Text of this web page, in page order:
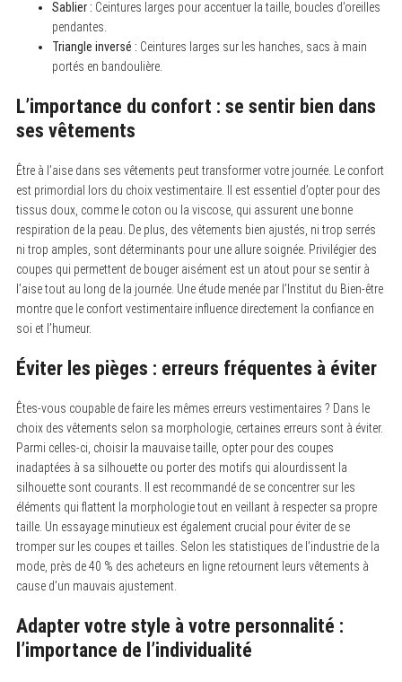
Sablier : Ceintures larges pour accentuer la taille, boucles d’oreilles
pendantes.
Triangle inversé : Ceintures larges sur les hanches, sacs à main
portés en bandoulière.
L’importance du confort : se sentir bien dans
ses vêtements
Être à l’aise dans ses vêtements peut transformer votre journée. Le confort
est primordial lors du choix vestimentaire. Il est essentiel d’opter pour des
tissus doux, comme le coton ou la viscose, qui assurent une bonne
respiration de la peau. De plus, des vêtements bien ajustés, ni trop serrés
ni trop amples, sont déterminants pour une allure soignée. Privilégier des
coupes qui permettent de bouger aisément est un atout pour se sentir à
l’aise tout au long de la journée. Une étude menée par l’Institut du Bien-être
montre que le confort vestimentaire influence directement la confiance en
soi et l’humeur.
Éviter les pièges : erreurs fréquentes à éviter
Êtes-vous coupable de faire les mêmes erreurs vestimentaires ? Dans le
choix des vêtements selon sa morphologie, certaines erreurs sont à éviter.
Parmi celles-ci, choisir la mauvaise taille, opter pour des coupes
inadaptées à sa silhouette ou porter des motifs qui alourdissent la
silhouette sont courants. Il est recommandé de se concentrer sur les
éléments qui flattent la morphologie tout en veillant à respecter sa propre
taille. Un essayage minutieux est également crucial pour éviter de se
tromper sur les coupes et tailles. Selon les statistiques de l’industrie de la
mode, près de 40 % des acheteurs en ligne retournent leurs vêtements à
cause d’un mauvais ajustement.
Adapter votre style à votre personnalité :
l’importance de l’individualité
r
c
f
o